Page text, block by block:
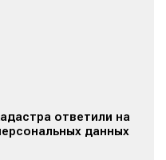
ответили на
данных